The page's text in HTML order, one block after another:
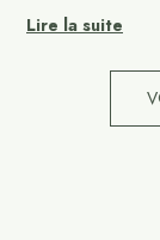
Lire la suite